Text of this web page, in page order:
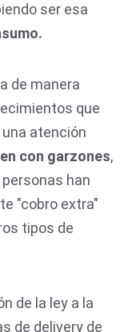
ser esa
de manera
que
atención
con garzones,
han
"cobro extra"
tipos de
de la ley a la
de delivery de